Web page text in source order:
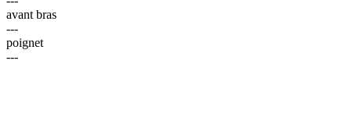
avant bras
---
poignet
---